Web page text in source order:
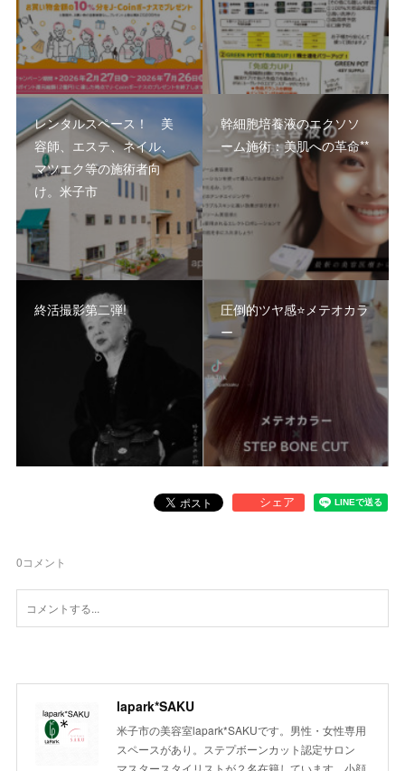
レンタルスペース！ 美
容師、エステ、ネイル、
マツエク等の施術者向
け。米子市
幹細胞培養液のエクソソ
ーム施術：美肌への革命**
終活撮影第二弾!
圧倒的ツヤ感⭐️メテオカラ
ー
0コメント
lapark*SAKU
米子市の美容室lapark*SAKUです。男性・女性専用
スペースがあり。ステプボーンカット認定サロン
マスタースタイリストが２名在籍しています。小顔